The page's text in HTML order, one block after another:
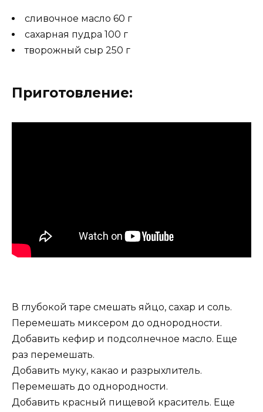
сливочное масло 60 г
сахарная пудра 100 г
творожный сыр 250 г
Приготовление:
В глубокой таре смешать яйцо, сахар и соль.
Перемешать миксером до однородности.
Добавить кефир и подсолнечное масло. Еще
раз перемешать.
Добавить муку, какао и разрыхлитель.
Перемешать до однородности.
Добавить красный пищевой краситель. Еще